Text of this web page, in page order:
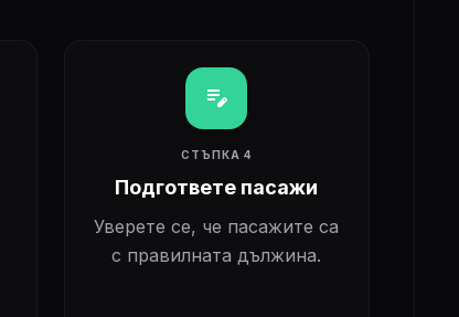
edit_note
СТЪПКА 4
Подгответе пасажи
Уверете се, че пасажите са
с правилната дължина.